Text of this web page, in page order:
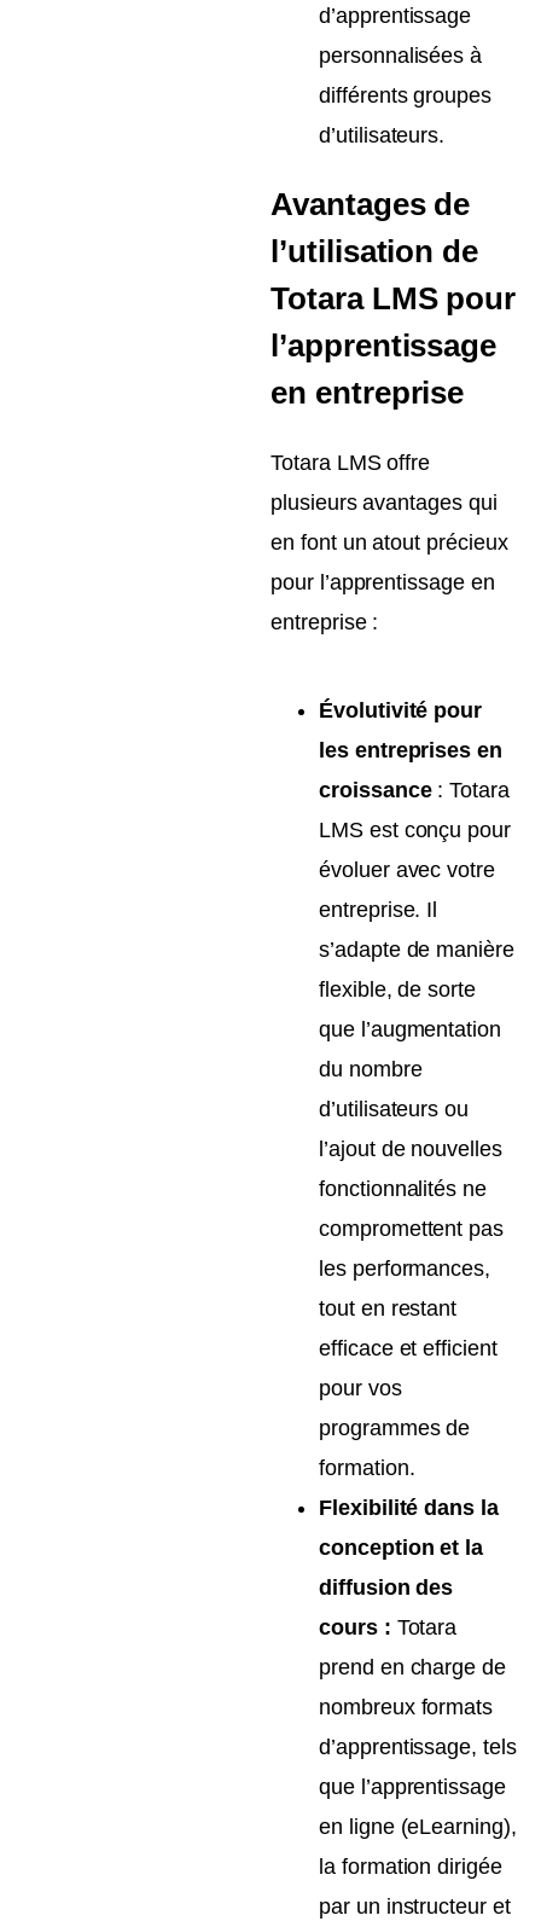
d’apprentissage
personnalisées à
différents groupes
d’utilisateurs.
Avantages de
l’utilisation de
Totara LMS pour
l’apprentissage
en entreprise
Totara LMS offre
plusieurs avantages qui
en font un atout précieux
pour l’apprentissage en
entreprise :
Évolutivité pour
les entreprises en
croissance: Totara
LMS est conçu pour
évoluer avec votre
entreprise. Il
s’adapte de manière
flexible, de sorte
que l’augmentation
du nombre
d’utilisateurs ou
l’ajout de nouvelles
fonctionnalités ne
compromettent pas
les performances,
tout en restant
efficace et efficient
pour vos
programmes de
formation.
Flexibilité dans la
conception et la
diffusion des
cours : Totara
prend en charge de
nombreux formats
d’apprentissage, tels
que l’apprentissage
en ligne (eLearning),
la formation dirigée
par un instructeur et